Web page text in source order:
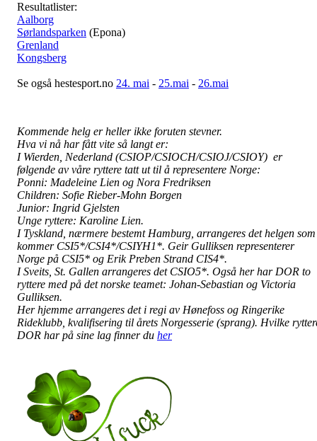
Resultatlister:
Aalborg
Sørlandsparken (Epona)
Grenland
Kongsberg
Se også hestesport.no 24. mai - 25.mai - 26.mai
Kommende helg er heller ikke foruten stevner.
Hva vi nå har fått vite så langt er:
I Wierden, Nederland (CSIOP/CSIOCH/CSIOJ/CSIOY) er
følgende av våre ryttere tatt ut til å representere Norge:
Ponni: Madeleine Lien og Nora Fredriksen
Children: Sofie Rieber-Mohn Borgen
Junior: Ingrid Gjelsten
Unge ryttere: Karoline Lien.
I Tyskland, nærmere bestemt Hamburg, arrangeres det helgen som
kommer CSI5*/CSI4*/CSIYH1*. Geir Gulliksen representerer
Norge på CSI5* og Erik Preben Strand CIS4*.
I Sveits, St. Gallen arrangeres det CSIO5*. Også her har DOR to
ryttere med på det norske teamet: Johan-Sebastian og Victoria
Gulliksen.
Her hjemme arrangeres det i regi av Hønefoss og Ringerike
Rideklubb, kvalifisering til årets Norgesserie (sprang). Hvilke
DOR har på sine lag finner du her